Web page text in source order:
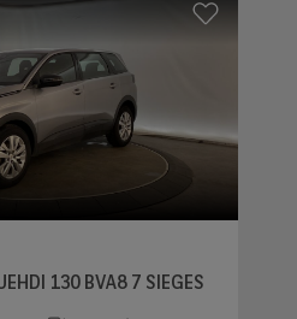
130 BVA8 7 SIEGES